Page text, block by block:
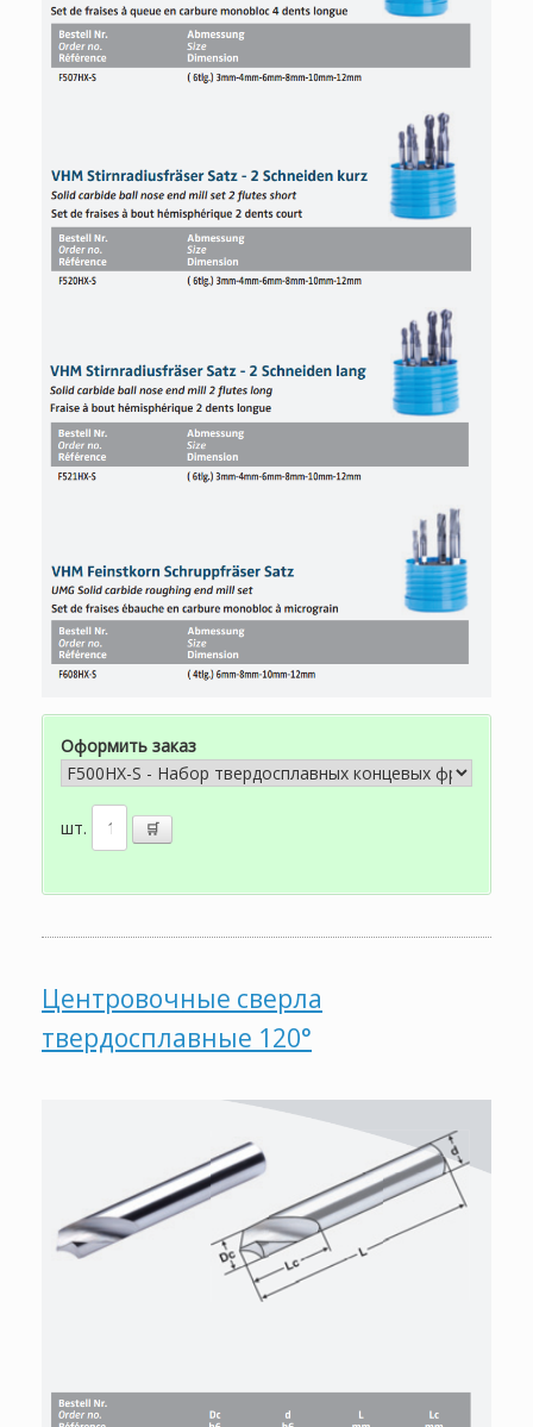
Оформить заказ
шт.
Центровочные сверла
твердосплавные 120°